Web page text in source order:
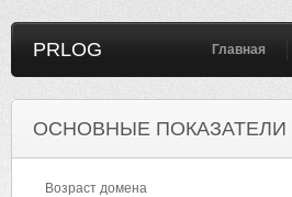
PRLOG Главная
ОСНОВНЫЕ ПОКАЗАТЕЛИ
Возраст домена